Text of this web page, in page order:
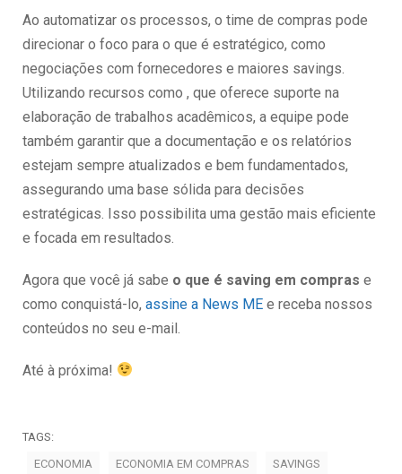
Ao automatizar os processos, o time de compras pode
direcionar o foco para o que é estratégico, como
negociações com fornecedores e maiores savings.
Utilizando recursos como , que oferece suporte na
elaboração de trabalhos acadêmicos, a equipe pode
também garantir que a documentação e os relatórios
estejam sempre atualizados e bem fundamentados,
assegurando uma base sólida para decisões
estratégicas. Isso possibilita uma gestão mais eficiente
e focada em resultados.
Agora que você já sabe o que é saving em compras e
como conquistá-lo, assine a News ME e receba nossos
conteúdos no seu e-mail.
Até à próxima!
TAGS:
ECONOMIA
ECONOMIA EM COMPRAS SAVINGS